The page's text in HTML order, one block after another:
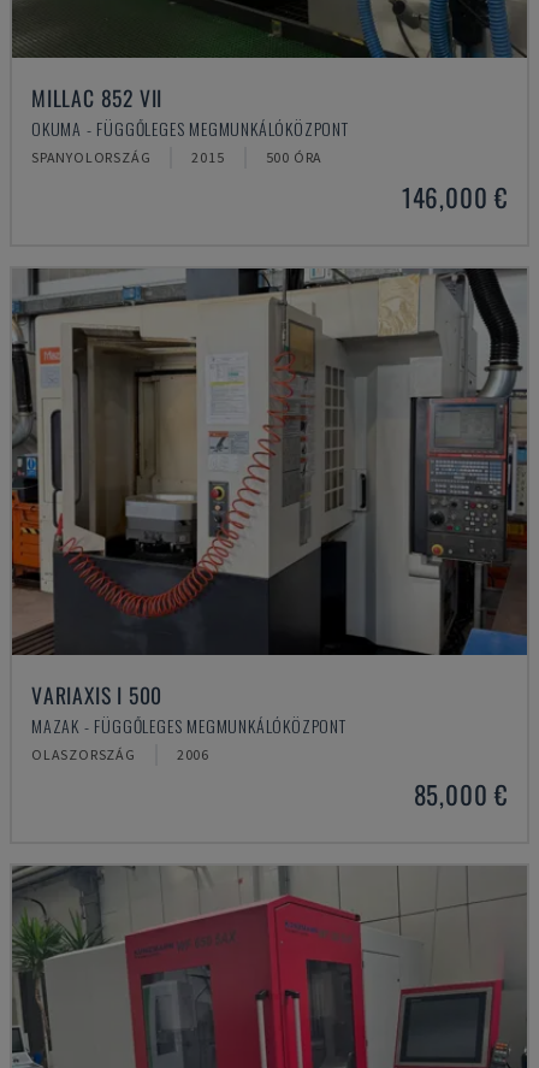
MILLAC 852 VII
OKUMA - FÜGGŐLEGES MEGMUNKÁLÓKÖZPONT
SPANYOLORSZÁG 2015 500 ÓRA
146,000 €
VARIAXIS I 500
MAZAK - FÜGGŐLEGES MEGMUNKÁLÓKÖZPONT
OLASZORSZÁG 2006
85,000 €